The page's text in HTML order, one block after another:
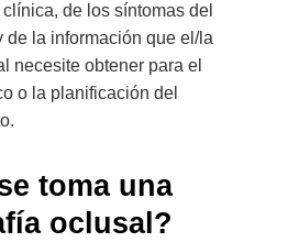
de los síntomas del
de la información que el/la
necesite obtener para el
o la planificación del
toma una
oclusal?